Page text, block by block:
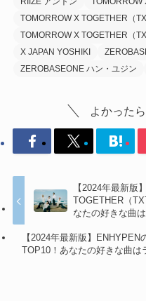
TOMORROW X TOGETHER（
TOMORROW X TOGETHER（
X JAPAN YOSHIKI
ZEROBASEONE ハン・ユジン
よかった
【2024年最新版
TOGETHER（
なたの好きな曲
【2024年最新版】
TOP10！あなたの好きな曲は